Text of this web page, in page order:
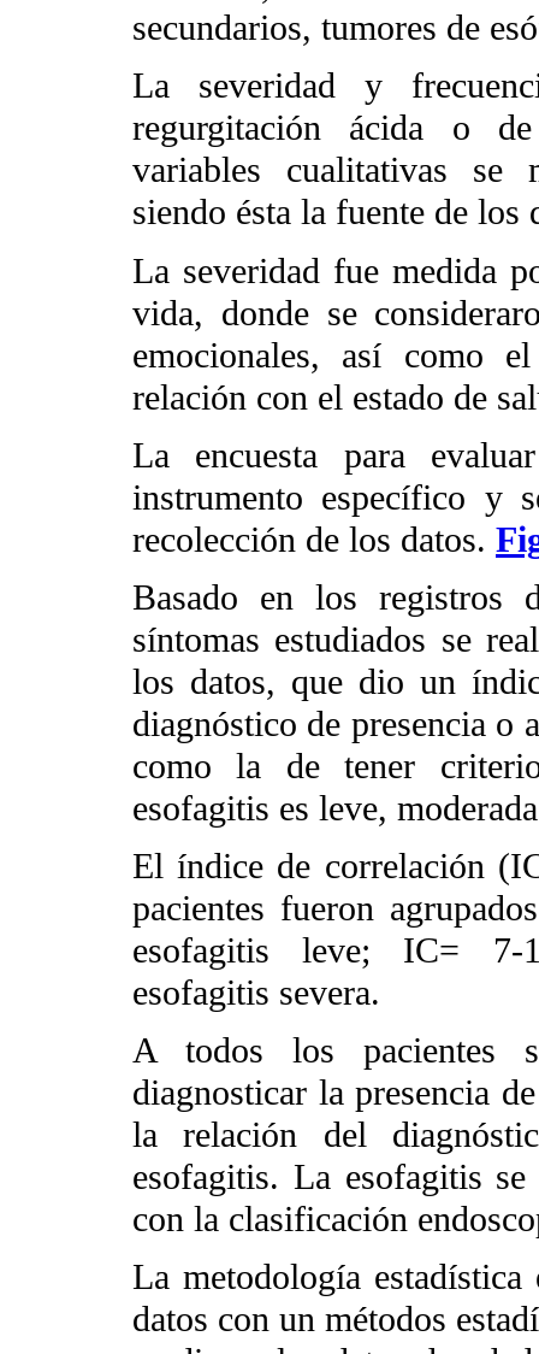
secundarios, tumores de
La severidad y
regurgitación ácida o
variables cualitativas se
siendo ésta la fuente de
La severidad fue medida
vida, donde se
emocionales, así como
relación con el estado de
La encuesta para
instrumento específico y
recolección de los datos.
Basado en los registros
síntomas estudiados se
los datos, que dio un
diagnóstico de presencia o
como la de tener
esofagitis es leve,
El índice de correlación
pacientes fueron
esofagitis leve; IC= 7-
esofagitis severa.
A todos los pacientes
diagnosticar la presencia
la relación del
esofagitis. La esofagitis
con la clasificación
La metodología
datos con un métodos